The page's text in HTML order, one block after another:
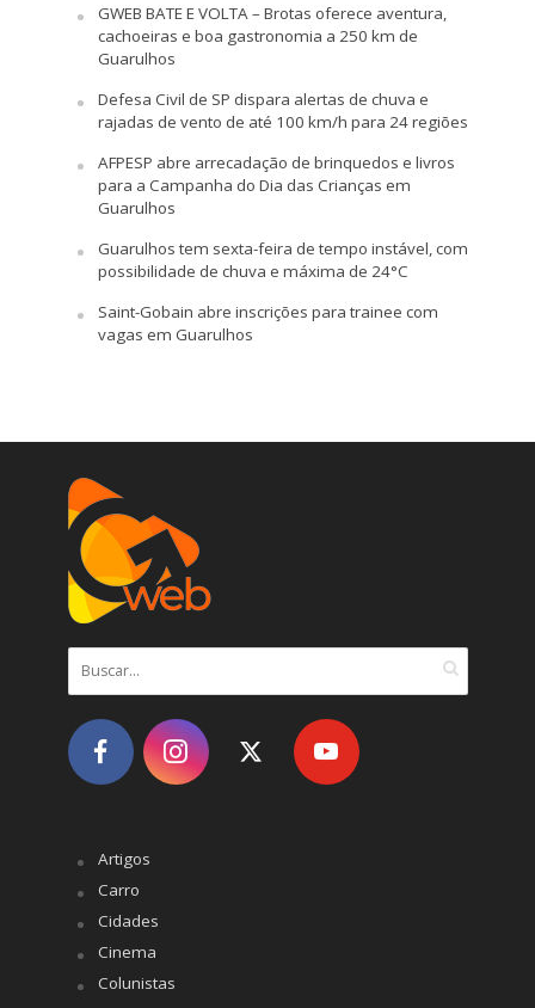
GWEB BATE E VOLTA – Brotas oferece aventura,
cachoeiras e boa gastronomia a 250 km de
Guarulhos
Defesa Civil de SP dispara alertas de chuva e
rajadas de vento de até 100 km/h para 24 regiões
AFPESP abre arrecadação de brinquedos e livros
para a Campanha do Dia das Crianças em
Guarulhos
Guarulhos tem sexta-feira de tempo instável, com
possibilidade de chuva e máxima de 24°C
Saint-Gobain abre inscrições para trainee com
vagas em Guarulhos
Artigos
Carro
Cidades
Cinema
Colunistas